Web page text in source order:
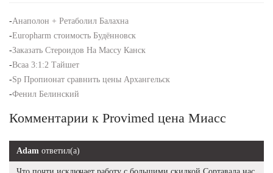
-Анаполон + Ретаболил Балахна
-Europharm стоимость Будённовск
-Заказать Стероидов На Массу Канск
-Bcaa 3:1:2 Тайшет
-Sp Пропионат сравнить цены Архангельск
-Фенил Белинский
Комментарии к Provimed цена Миасс
Adam ответил(а)